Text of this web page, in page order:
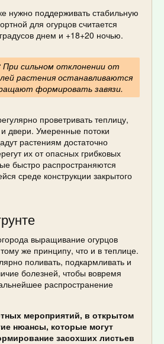
нужно поддерживать стабильную
для огурцов считается
днем и +18+20 ночью.
При сильном отклонении от
растения останавливаются
формировать завязи.
проветривать теплицу,
двери. Умеренные потоки
растениям достаточно
их от опасных грибковых
быстро распространяются
среде конструкции закрытого
выращивание огурцов
же принципу, что и в теплице.
поливать, подкармливать и
болезней, чтобы вовремя
распространение
мероприятий, в открытом
нюансы, которые могут
засохших листьев